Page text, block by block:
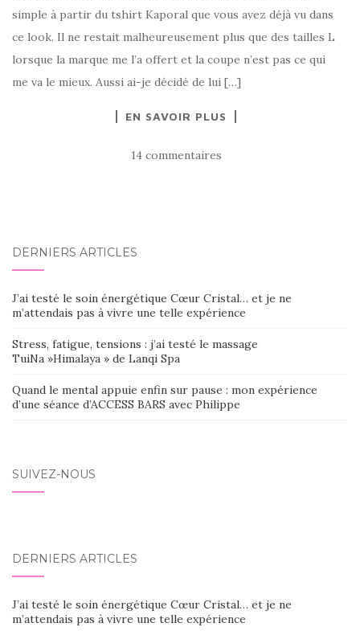
simple à partir du tshirt Kaporal que vous avez déjà vu dans
ce look. Il ne restait malheureusement plus que des tailles L
lorsque la marque me l’a offert et la coupe n’est pas ce qui
me va le mieux. Aussi ai-je décidé de lui […]
EN SAVOIR PLUS
14 commentaires
DERNIERS ARTICLES
J’ai testé le soin énergétique Cœur Cristal… et je ne
m’attendais pas à vivre une telle expérience
Stress, fatigue, tensions : j’ai testé le massage
TuiNa »Himalaya » de Lanqi Spa
Quand le mental appuie enfin sur pause : mon expérience
d’une séance d’ACCESS BARS avec Philippe
SUIVEZ-NOUS
DERNIERS ARTICLES
J’ai testé le soin énergétique Cœur Cristal… et je ne
m’attendais pas à vivre une telle expérience